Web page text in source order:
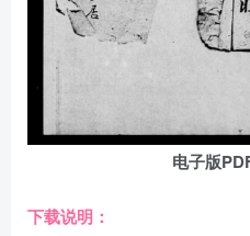
电子版
下载说明：